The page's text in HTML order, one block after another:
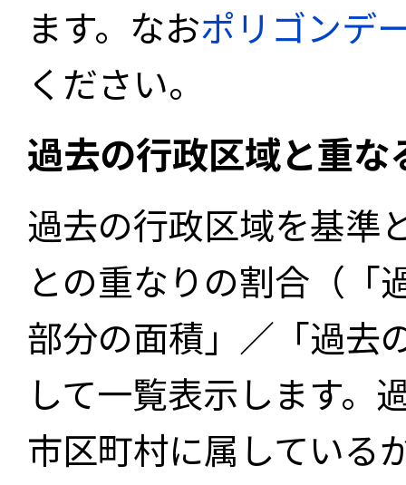
ます。なおポリゴンデ
ください。
過去の行政区域と重
過去の行政区域を基準
との重なりの割合（「
部分の面積」／「過去
して一覧表示します。
市区町村に属している